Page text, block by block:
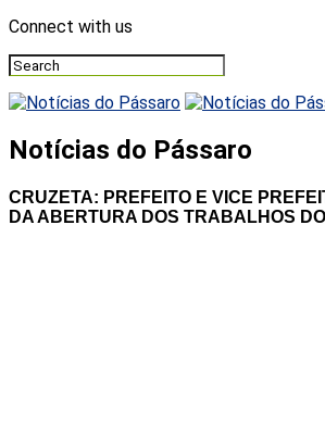
Connect with us
Notícias do Pássaro
CRUZETA: PREFEITO E VICE
DA ABERTURA DOS TRABALHOS